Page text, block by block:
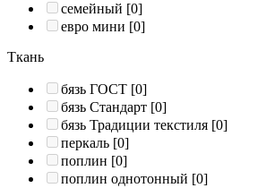
семейный [0]
евро мини [0]
Ткань
бязь ГОСТ [0]
бязь Стандарт [0]
бязь Традиции текстиля [0]
перкаль [0]
поплин [0]
поплин однотонный [0]